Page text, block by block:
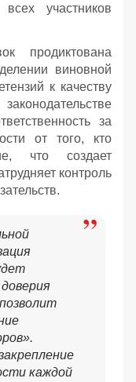
всех участников
продиктована
виновной
к качеству
за
от того, кто
что создает
контроль
каждой